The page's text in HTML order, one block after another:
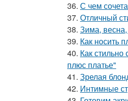
36. С чем
37. Отличный
38. Зима,
39. Как носить
40. Как стильно
плюс платье"
41. Зрелая
42. Интимные